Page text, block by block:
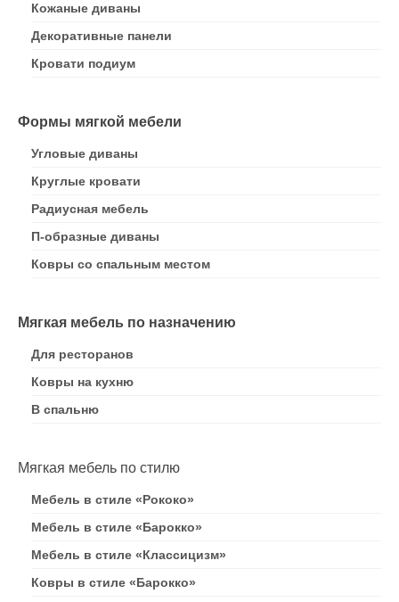
Кожаные диваны
Декоративные панели
Кровати подиум
Формы мягкой мебели
Угловые диваны
Круглые кровати
Радиусная мебель
П-образные диваны
Ковры со спальным местом
Мягкая мебель по назначению
Для ресторанов
Ковры на кухню
В спальню
Мягкая мебель по стилю
Мебель в стиле «Рококо»
Мебель в стиле «Барокко»
Мебель в стиле «Классицизм»
Ковры в стиле «Барокко»